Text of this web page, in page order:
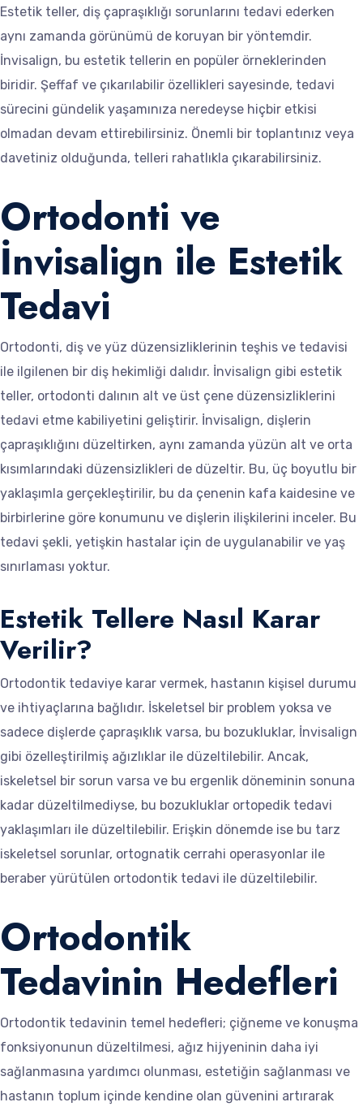
Estetik teller, diş çapraşıklığı sorunlarını tedavi ederken
aynı zamanda görünümü de koruyan bir yöntemdir.
İnvisalign, bu estetik tellerin en popüler örneklerinden
biridir. Şeffaf ve çıkarılabilir özellikleri sayesinde, tedavi
sürecini gündelik yaşamınıza neredeyse hiçbir etkisi
olmadan devam ettirebilirsiniz. Önemli bir toplantınız veya
davetiniz olduğunda, telleri rahatlıkla çıkarabilirsiniz.
Ortodonti ve
İnvisalign ile Estetik
Tedavi
Ortodonti, diş ve yüz düzensizliklerinin teşhis ve tedavisi
ile ilgilenen bir diş hekimliği dalıdır. İnvisalign gibi estetik
teller, ortodonti dalının alt ve üst çene düzensizliklerini
tedavi etme kabiliyetini geliştirir. İnvisalign, dişlerin
çapraşıklığını düzeltirken, aynı zamanda yüzün alt ve orta
kısımlarındaki düzensizlikleri de düzeltir. Bu, üç boyutlu bir
yaklaşımla gerçekleştirilir, bu da çenenin kafa kaidesine ve
birbirlerine göre konumunu ve dişlerin ilişkilerini inceler. Bu
tedavi şekli, yetişkin hastalar için de uygulanabilir ve yaş
sınırlaması yoktur.
Estetik Tellere Nasıl Karar
Verilir?
Ortodontik tedaviye karar vermek, hastanın kişisel durumu
ve ihtiyaçlarına bağlıdır. İskeletsel bir problem yoksa ve
sadece dişlerde çapraşıklık varsa, bu bozukluklar, İnvisalign
gibi özelleştirilmiş ağızlıklar ile düzeltilebilir. Ancak,
iskeletsel bir sorun varsa ve bu ergenlik döneminin sonuna
kadar düzeltilmediyse, bu bozukluklar ortopedik tedavi
yaklaşımları ile düzeltilebilir. Erişkin dönemde ise bu tarz
iskeletsel sorunlar, ortognatik cerrahi operasyonlar ile
beraber yürütülen ortodontik tedavi ile düzeltilebilir.
Ortodontik
Tedavinin Hedefleri
Ortodontik tedavinin temel hedefleri; çiğneme ve konuşma
fonksiyonunun düzeltilmesi, ağız hijyeninin daha iyi
sağlanmasına yardımcı olunması, estetiğin sağlanması ve
hastanın toplum içinde kendine olan güvenini artırarak